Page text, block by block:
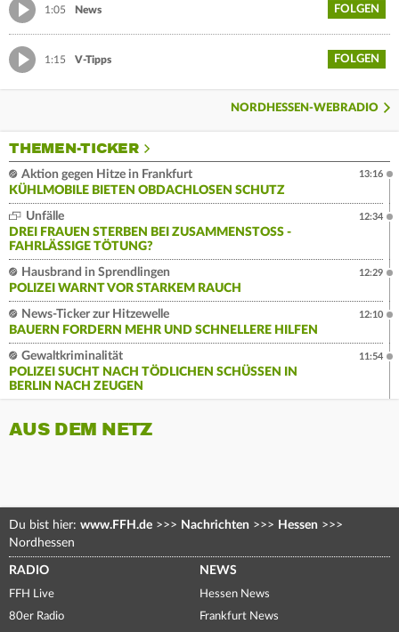
1:05 News FOLGEN
1:15 V-Tipps FOLGEN
NORDHESSEN-WEBRADIO
THEMEN-TICKER
Aktion gegen Hitze in Frankfurt
KÜHLMOBILE BIETEN OBDACHLOSEN SCHUTZ
13:16
Unfälle
DREI FRAUEN STERBEN BEI ZUSAMMENSTOSS - F
AHRLÄSSIGE TÖTUNG?
12:34
Hausbrand in Sprendlingen
POLIZEI WARNT VOR STARKEM RAUCH
12:29
News-Ticker zur Hitzewelle
BAUERN FORDERN MEHR UND SCHNELLERE HILFEN
12:10
Gewaltkriminalität
POLIZEI SUCHT NACH TÖDLICHEN SCHÜSSEN IN
BERLIN NACH ZEUGEN
11:54
AUS DEM NETZ
Du bist hier: www.FFH.de >>> Nachrichten >>> Hessen >>>
Nordhessen
RADIO
FFH Live
80er Radio
NEWS
Hessen News
Frankfurt News